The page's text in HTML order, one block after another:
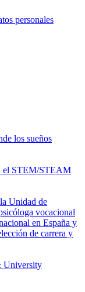
personales
los sueños
el STEM/STEAM
Unidad de
vocacional
en España y
de carrera y
University